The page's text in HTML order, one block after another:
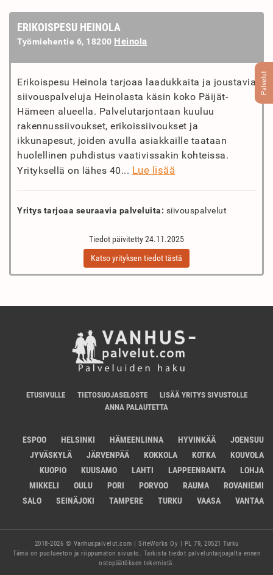
Palvelut
ERIKOISPESU HEINOLA
Työmiehentie 6, 18200 Heinola
Erikoispesu Heinola tarjoaa laadukkaita ja joustavia
siivouspalveluja Heinolasta käsin koko Päijät-
Hämeen alueella. Palvelutarjontaan kuuluu
rakennussiivoukset, erikoissiivoukset ja
ikkunapesut, joiden avulla asiakkaille taataan
huolellinen puhdistus vaativissakin kohteissa.
Yrityksellä on lähes 40... Lue lisää
Yritys tarjoaa seuraavia palveluita: siivouspalvelut
Tiedot päivitetty 24.11.2025
Katso yrityksen tiedot tästä
ETUSIVULLE TIETOSUOJASELOSTE
LISÄÄ YRITYS SIVUSTOLLE
ANNA PALAUTETTA
ESPOO HELSINKI HÄMEENLINNA HYVINKÄÄ
JOENSUU
JYVÄSKYLÄ
JÄRVENPÄÄ KOKKOLA KOTKA
KOUVOLA
KUOPIO
KUUSAMO LAHTI LAPPEENRANTA
LOHJA
MIKKELI
OULU PORI PORVOO RAUMA
ROVANIEMI
SALO
SEINÄJOKI TAMPERE TURKU VAASA VANTAA
2018-2026 © Vanhuspalvelut.com | SiteWorks Oy | PL 79, 20521 Turku
Tämä on puolueeton ja riippumaton sivusto. Tarkista tiedot palveluntarjoajalta ennen
ostopäätöksen tekemistä.